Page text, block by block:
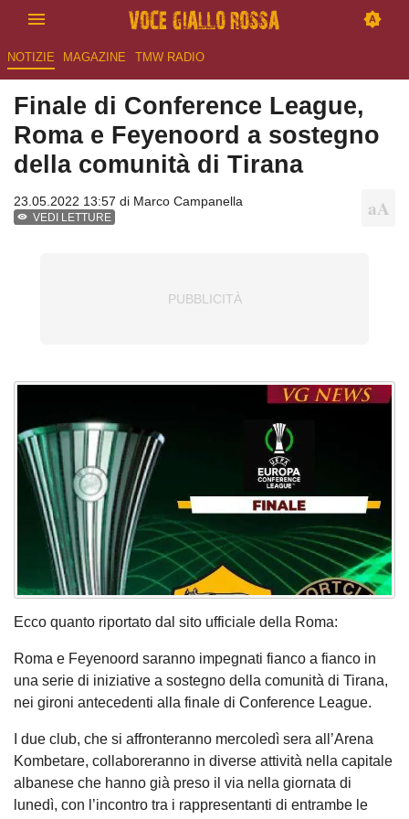
NOTIZIE MAGAZINE TMW RADIO
Finale di Conference League,
Roma e Feyenoord a sostegno
della comunità di Tirana
23.05.2022 13:57 di Marco Campanella
VEDI LETTURE
Ecco quanto riportato dal sito ufficiale della Roma:
Roma e Feyenoord saranno impegnati fianco a fianco in
una serie di iniziative a sostegno della comunità di Tirana,
nei gironi antecedenti alla finale di Conference League.
I due club, che si affronteranno mercoledì sera all’Arena
Kombetare, collaboreranno in diverse attività nella capitale
albanese che hanno già preso il via nella giornata di
lunedì, con l’incontro tra i rappresentanti di entrambe le